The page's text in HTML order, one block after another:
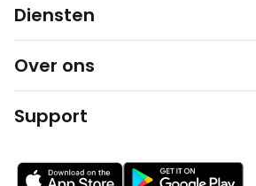
Diensten
Over ons
Support